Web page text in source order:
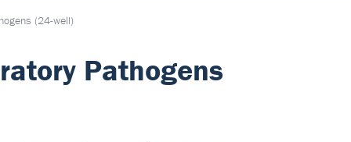
(24-well)
Pathogens